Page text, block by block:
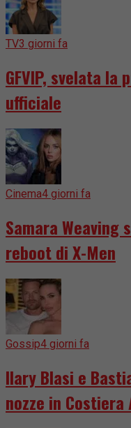
TV3 giorni fa
GFVIP, svelata
ufficiale
Cinema4 giorni fa
Samara Weaving
reboot di X-Men
Gossip4 giorni fa
Ilary Blasi e
nozze in